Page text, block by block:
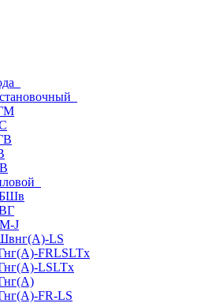
J
LS
FRLSLTx
LSLTx
FR-LS